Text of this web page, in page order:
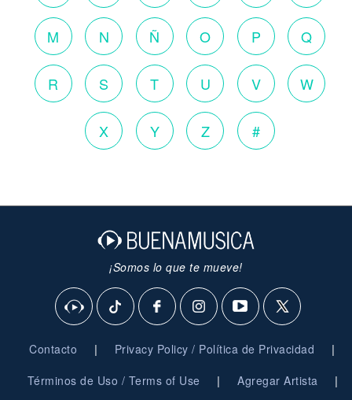
M N Ñ O P Q
R S T U V W
X Y Z #
¡Somos lo que te mueve!
Contacto | Privacy Policy / Política de Privacidad |
Términos de Uso / Terms of Use | Agregar Artista |